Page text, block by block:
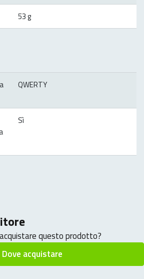
53 g
QWERTY
Sì
questo prodotto?
Dove acquistare